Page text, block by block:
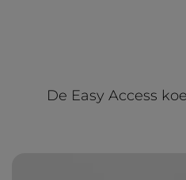
De Easy Access